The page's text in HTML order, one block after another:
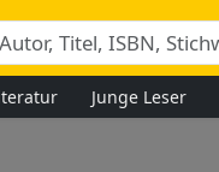
Junge Leser